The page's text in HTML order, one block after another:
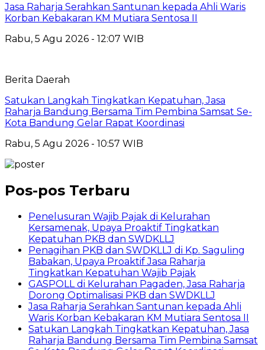
Jasa Raharja Serahkan Santunan kepada Ahli Waris
Korban Kebakaran KM Mutiara Sentosa II
Rabu, 5 Agu 2026 - 12:07 WIB
Berita Daerah
Satukan Langkah Tingkatkan Kepatuhan, Jasa
Raharja Bandung Bersama Tim Pembina Samsat Se-
Kota Bandung Gelar Rapat Koordinasi
Rabu, 5 Agu 2026 - 10:57 WIB
Pos-pos Terbaru
Penelusuran Wajib Pajak di Kelurahan
Kersamenak, Upaya Proaktif Tingkatkan
Kepatuhan PKB dan SWDKLLJ
Penagihan PKB dan SWDKLLJ di Kp. Saguling
Babakan, Upaya Proaktif Jasa Raharja
Tingkatkan Kepatuhan Wajib Pajak
GASPOLL di Kelurahan Pagaden, Jasa Raharja
Dorong Optimalisasi PKB dan SWDKLLJ
Jasa Raharja Serahkan Santunan kepada Ahli
Waris Korban Kebakaran KM Mutiara Sentosa II
Satukan Langkah Tingkatkan Kepatuhan, Jasa
Raharja Bandung Bersama Tim Pembina Samsat